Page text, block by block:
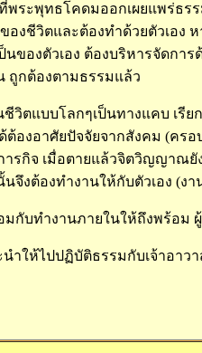
ะพุทธโคดมออกเผยแพร่ธรร
องชีวิตและต้องทำด้วยตัวเอง
ของตัวเอง ต้องบริหารจัดกา
กต้องตามธรรมแล้ว
วิตแบบโลกๆเป็นทางแคบ เรี
ต้องอาศัยปัจจัยจากสังคม (คร
รกิจ เมื่อตายแล้วจิตวิญญาณยั
จึงต้องทำงานให้กับตัวเอง (งา
บทำงานภายในให้ถึงพร้อม ผู้
ำให้ไปปฏิบัติธรรมกับเจ้าอาว